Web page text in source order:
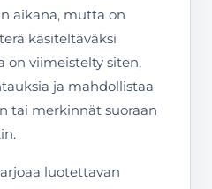
aikana, mutta on
käsiteltäväksi
on viimeistelty siten,
ja mahdollistaa
tai merkinnät suoraan
luotettavan